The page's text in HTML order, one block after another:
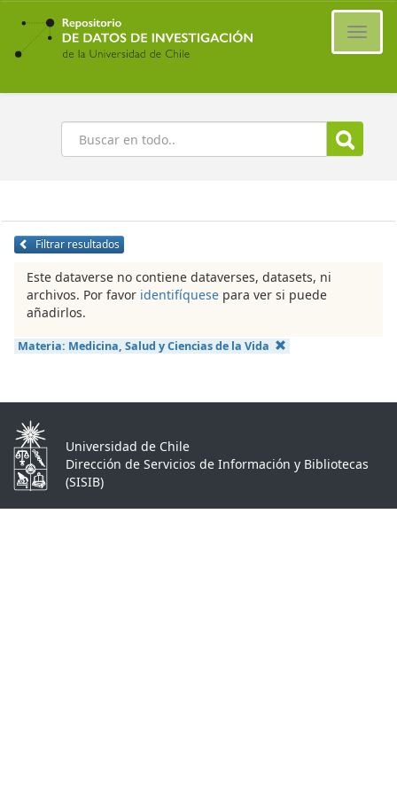
Ir
contenido
principal
Buscar
Filtrar resultados
Este dataverse no contiene dataverses, datasets, ni
archivos. Por favor identifíquese para ver si puede
añadirlos.
Materia: Medicina, Salud y Ciencias de la Vida
Universidad de Chile
Dirección de Servicios de Información y Bibliotecas
(SISIB)